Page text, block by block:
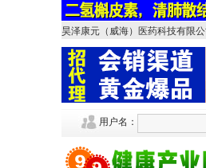
昊泽康元（威海）医药科技有限公
用户名：